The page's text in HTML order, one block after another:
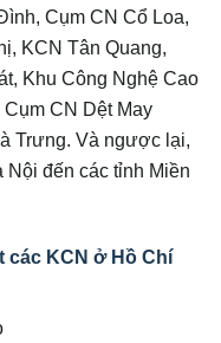
Cụm CN Cổ Loa,
KCN Tân Quang,
Khu Công Nghệ Cao
CN Dệt May
Trưng. Và ngược lại,
đến các tỉnh Miền
các KCN ở Hồ Chí